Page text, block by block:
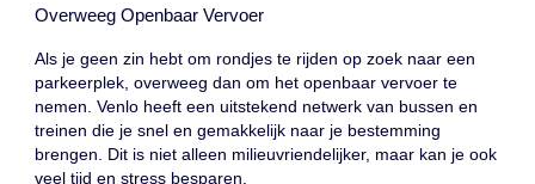
Overweeg Openbaar Vervoer
Als je geen zin hebt om rondjes te rijden op zoek naar een
parkeerplek, overweeg dan om het openbaar vervoer te
nemen. Venlo heeft een uitstekend netwerk van bussen en
treinen die je snel en gemakkelijk naar je bestemming
brengen. Dit is niet alleen milieuvriendelijker, maar kan je ook
veel tijd en stress besparen.